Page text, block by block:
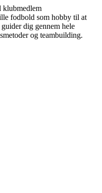
klubmedlem
fodbold som hobby til at
dig gennem hele
og teambuilding.